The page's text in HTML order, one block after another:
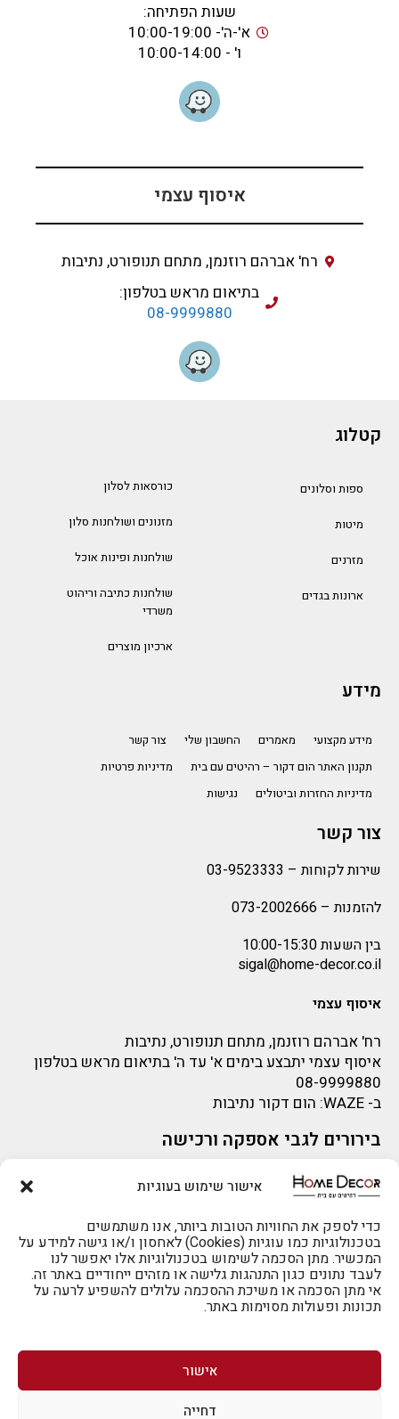
אישור שימוש בעוגיות
כדי לספק את החוויות הטובות ביותר, אנו משתמשים
בטכנולוגיות כמו עוגיות (Cookies) לאחסון ו/או גישה למידע על
המכשיר. מתן הסכמה לשימוש בטכנולוגיות אלו יאפשר לנו
לעבד נתונים כגון התנהגות גלישה או מזהים ייחודיים באתר זה.
אי מתן הסכמה או משיכת ההסכמה עלולים להשפיע לרעה על
תכונות ופעולות מסוימות באתר.
אישור
דחייה
שעות הפתיחה:
א'-ה'- 10:00-19:00
ו' - 10:00-14:00
להזמנות 073-2002666
איסוף עצמי
רח' אברהם רוזנמן, מתחם תנופורט, נתיבות
בתיאום מראש בטלפון:
08-9999880
קטלוג
ספות וסלונים
מיטות
מזרנים
ארונות בגדים
כורסאות לסלון
מזנונים ושולחנות סלון
שולחנות ופינות אוכל
שולחנות כתיבה וריהוט
משרדי
ארכיון מוצרים
מידע
מידע מקצועי מאמרים החשבון שלי
צור קשר
תקנון האתר הום דקור – רהיטים עם בית
מדיניות פרטיות
מדיניות החזרות וביטולים
נגישות
צור קשר
שירות לקוחות – 03-9523333
להזמנות – 073-2002666
בין השעות 10:00-15:30
sigal@home-decor.co.il
איסוף עצמי
רח' אברהם רוזנמן, מתחם תנופורט, נתיבות
איסוף עצמי יתבצע בימים א' עד ה' בתיאום מראש בטלפון
08-9999880
ב- WAZE: הום דקור נתיבות
בירורים לגבי אספקה ורכישה
בירור לגבי אספקה -ניתן לפנות למייל:
sigal@home-decor.co.il
פניות לפני רכישה – ניתן לפנות למייל: omer@home-
decor.co.il
לרכישה טלפונית: 073-2002666